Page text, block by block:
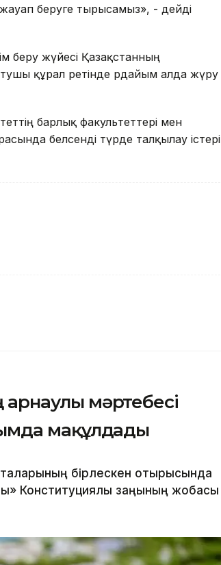
беруге тырысамыз», - дейді
беру жүйесі Қазақстанның
құрал ретінде әрдайым алда жүру
барлық факультеттері мен
белсенді түрде талқылау істері
мәртебесі
мақұлдады
бірлескен отырысында
Конституциялық заңының жобасы